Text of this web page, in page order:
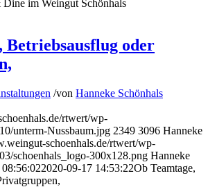
im Weingut Schönhals
Betriebsausflug oder
/von Hanneke Schönhals
rtwert/wp-
unterm-Nussbaum.jpg 2349 3096 Hanneke
schoenhals.de/rtwert/wp-
schoenhals_logo-300x128.png Hanneke
2020-09-17 14:53:22Ob Teamtage,